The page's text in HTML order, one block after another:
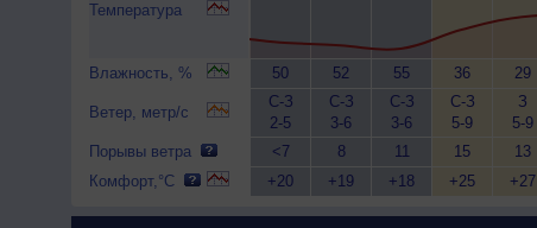
Температура
Влажность, %
Ветер, метр/с
Порывы ветра
Комфорт,°C
50
С-З
2-5
<7
+20
52
С-З
3-6
8
+19
55
С-З
3-6
11
+18
36
С-З
5-9
15
+25
29
З
5-9
13
+27